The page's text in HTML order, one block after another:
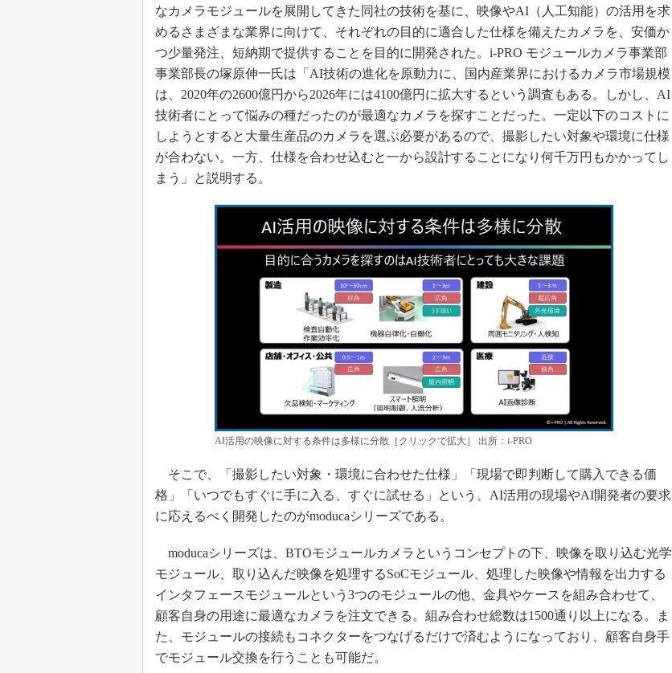
なカメラモジュールを展開してきた同社の技術を基に、映像やAI（人工知能）の活用を求
めるさまざまな業界に向けて、それぞれの目的に適合した仕様を備えたカメラを、安価か
つ少量発注、短納期で提供することを目的に開発された。i-PRO モジュールカメラ事業部
事業部長の塚原伸一氏は「AI技術の進化を原動力に、国内産業界におけるカメラ市場規模
は、2020年の2600億円から2026年には4100億円に拡大するという調査もある。しかし、AI
技術者にとって悩みの種だったのが最適なカメラを探すことだった。一定以下のコストに
しようとすると大量生産品のカメラを選ぶ必要があるので、撮影したい対象や環境に仕様
が合わない。一方、仕様を合わせ込むと一から設計することになり何千万円もかかってし
まう」と説明する。
AI活用の映像に対する条件は多様に分散［クリックで拡大］ 出所：i-PRO
そこで、「撮影したい対象・環境に合わせた仕様」「現場で即判断して購入できる価
格」「いつでもすぐに手に入る、すぐに試せる」という、AI活用の現場やAI開発者の要求
に応えるべく開発したのがmoducaシリーズである。
moducaシリーズは、BTOモジュールカメラというコンセプトの下、映像を取り込む光学
モジュール、取り込んだ映像を処理するSoCモジュール、処理した映像や情報を出力する
インタフェースモジュールという3つのモジュールの他、金具やケースを組み合わせて、
顧客自身の用途に最適なカメラを注文できる。組み合わせ総数は1500通り以上になる。ま
た、モジュールの接続もコネクターをつなげるだけで済むようになっており、顧客自身手
でモジュール交換を行うことも可能だ。